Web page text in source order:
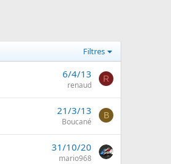
Filtres
6/4/13
renaud
R
21/3/13
Boucané
B
31/10/20
mario968